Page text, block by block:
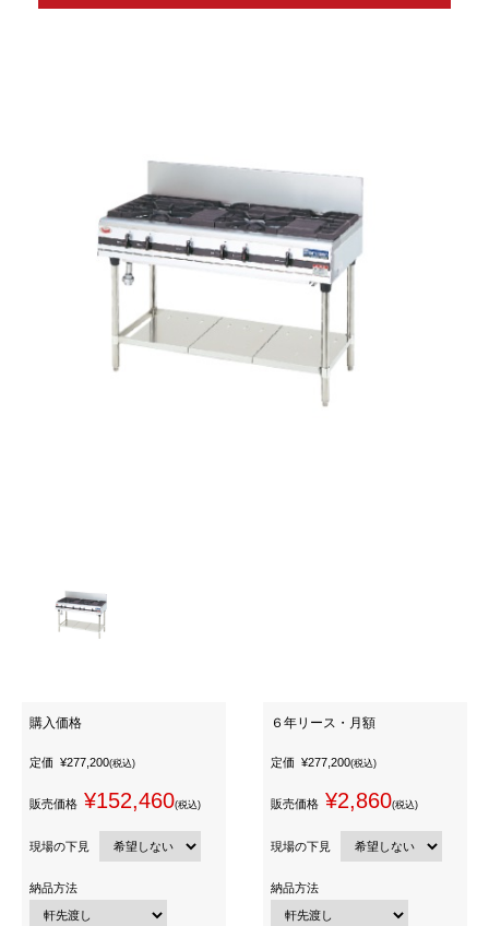
購入価格
定価 ¥277,200(税込)
販売価格 ¥152,460(税込)
現場の下見
納品方法
６年リース・月額
定価 ¥277,200(税込)
販売価格 ¥2,860(税込)
現場の下見
納品方法